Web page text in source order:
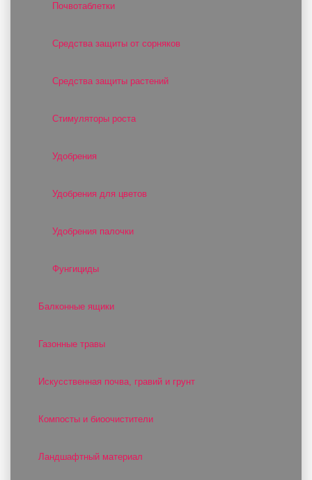
Почвотаблетки
Средства защиты от сорняков
Средства защиты растений
Стимуляторы роста
Удобрения
Удобрения для цветов
Удобрения палочки
Фунгициды
Балконные ящики
Газонные травы
Искусственная почва, гравий и грунт
Компосты и биоочистители
Ландшафтный материал